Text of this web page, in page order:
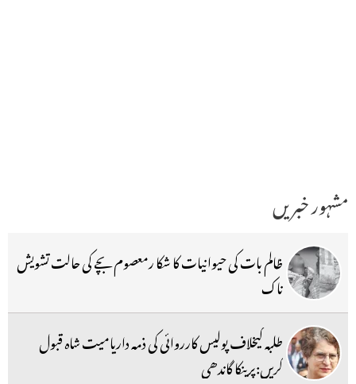
مشہور خبریں
ظالم بات کی حیوانیات کا شکا رمعصوم بچے کی حالت تشویش
ناک
طلبہ کیخلاف پولیس کارروائی کی ذمہ داریامیت شاہ قبول
کریں:پرینکا گاندھی